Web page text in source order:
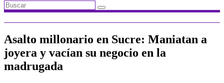
Asalto millonario en Sucre: Maniatan a
joyera y vacían su negocio en la
madrugada